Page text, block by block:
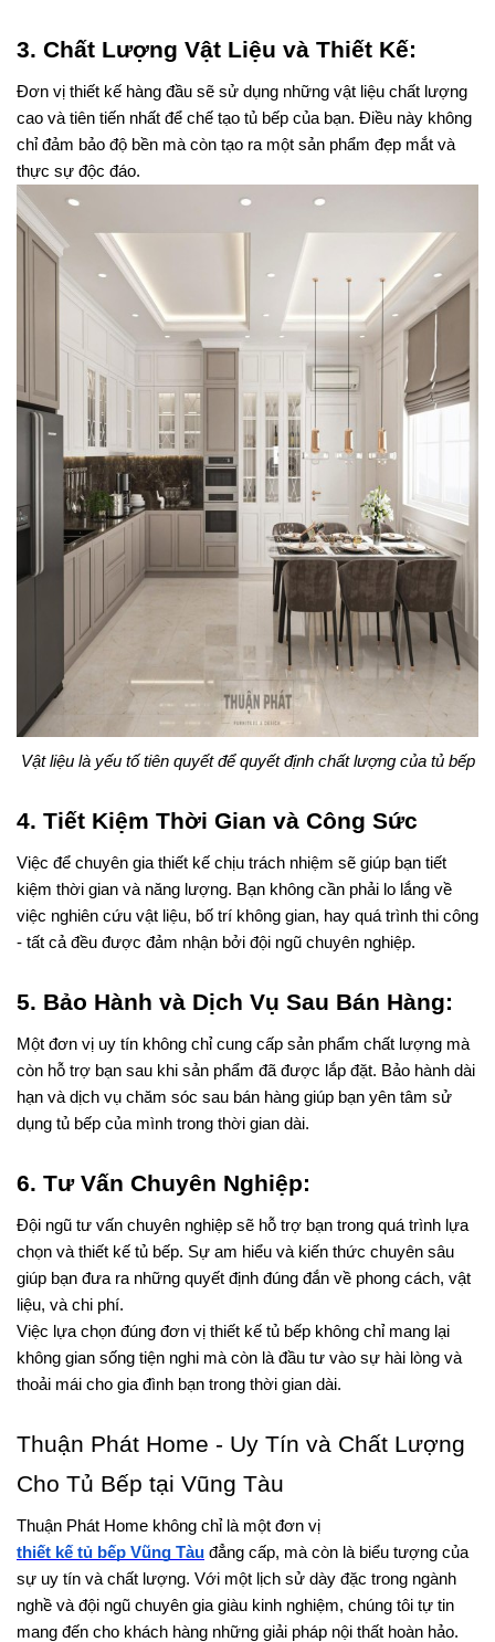
3. Chất Lượng Vật Liệu và Thiết Kế:
Đơn vị thiết kế hàng đầu sẽ sử dụng những vật liệu chất lượng
cao và tiên tiến nhất để chế tạo tủ bếp của bạn. Điều này không
chỉ đảm bảo độ bền mà còn tạo ra một sản phẩm đẹp mắt và
thực sự độc đáo.
Vật liệu là yếu tố tiên quyết để quyết định chất lượng của tủ bếp
4. Tiết Kiệm Thời Gian và Công Sức
Việc để chuyên gia thiết kế chịu trách nhiệm sẽ giúp bạn tiết
kiệm thời gian và năng lượng. Bạn không cần phải lo lắng về
việc nghiên cứu vật liệu, bố trí không gian, hay quá trình thi công
- tất cả đều được đảm nhận bởi đội ngũ chuyên nghiệp.
5. Bảo Hành và Dịch Vụ Sau Bán Hàng:
Một đơn vị uy tín không chỉ cung cấp sản phẩm chất lượng mà
còn hỗ trợ bạn sau khi sản phẩm đã được lắp đặt. Bảo hành dài
hạn và dịch vụ chăm sóc sau bán hàng giúp bạn yên tâm sử
dụng tủ bếp của mình trong thời gian dài.
6. Tư Vấn Chuyên Nghiệp:
Đội ngũ tư vấn chuyên nghiệp sẽ hỗ trợ bạn trong quá trình lựa
chọn và thiết kế tủ bếp. Sự am hiểu và kiến thức chuyên sâu
giúp bạn đưa ra những quyết định đúng đắn về phong cách, vật
liệu, và chi phí.
Việc lựa chọn đúng đơn vị thiết kế tủ bếp không chỉ mang lại
không gian sống tiện nghi mà còn là đầu tư vào sự hài lòng và
thoải mái cho gia đình bạn trong thời gian dài.
Thuận Phát Home - Uy Tín và Chất Lượng
Cho Tủ Bếp tại Vũng Tàu
Thuận Phát Home không chỉ là một đơn vị
thiết kế tủ bếp Vũng Tàu đẳng cấp, mà còn là biểu tượng của
sự uy tín và chất lượng. Với một lịch sử dày đặc trong ngành
nghề và đội ngũ chuyên gia giàu kinh nghiệm, chúng tôi tự tin
mang đến cho khách hàng những giải pháp nội thất hoàn hảo.